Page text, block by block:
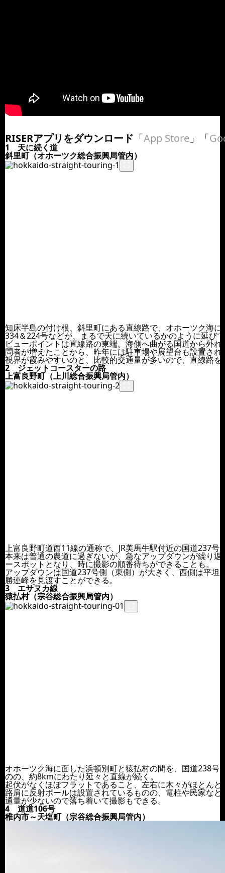
RISERアプリをダウンロード 「App Store 」「
1 天に続く道
斜里町（オホーツク総合振興局管内）
知床半島の付け根、斜里町にある直線路で、オホーツク海
334＆224号などが、まるで天に続いているかのように延び
ビューポイントは直線路の東端。海側へ曲がる国道から外
問者が増えたことから、昨年には駐車場や展望台も設置され
視界が霞みやすいのと、比較的交通量が多いので、直線路
2 ジェットコースターの路
上富良野町（上川総合振興局管内）
上富良野町道西11線の通称で、JR美馬牛駅付近の国道237
本来は普通の農道に過ぎないが、急なアップダウンが繰り
ースポットとなり、時に撮影の順番待ちができることも。
アップダウンは国道237号側（東側）が大きく、西側は平
勝連峰を見渡すことができる。
3 エサヌカ線
猿払村（宗谷総合振興局管内）
オホーツク海に面した浜頓別町と猿払村の間を、国道238
のの、約8kmにわたり延々と直線が続く。
起伏がなくほぼフラットであること、左右に木々がほとん
路肩に反射ポールは設置されているものの、電柱や民家な
通量が少ないので落ち着いて撮影もできる。
4 道道106号
稚内市～天塩町（宗谷総合振興局管内）